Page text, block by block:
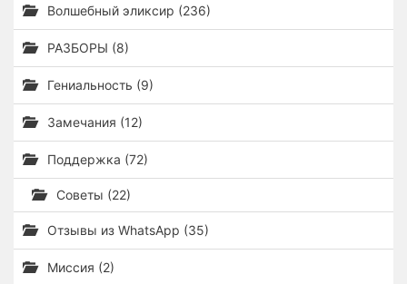
Волшебный эликсир (236)
РАЗБОРЫ (8)
Гениальность (9)
Замечания (12)
Поддержка (72)
Советы (22)
Отзывы из WhatsApp (35)
Миссия (2)